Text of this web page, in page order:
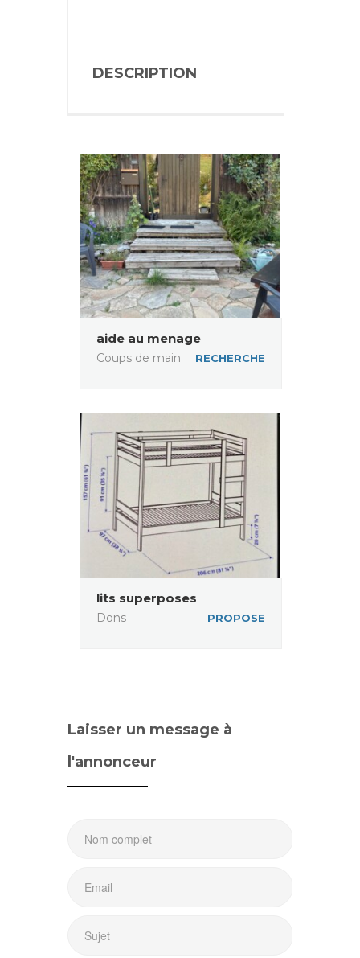
DESCRIPTION
aide au menage
Coups de main RECHERCHE
lits superposes
Dons PROPOSE
Laisser un message à
l'annonceur